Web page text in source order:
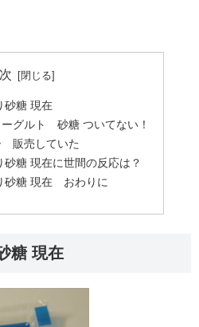
砂糖 現在
グルト 砂糖 ついてない！
販売していた
砂糖 現在に世間の反応は？
砂糖 現在 おわりに
糖 現在